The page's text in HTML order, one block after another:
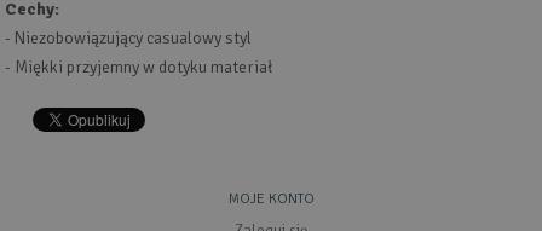
Cechy:
- Niezobowiązujący casualowy styl
- Miękki przyjemny w dotyku materiał
MOJE KONTO